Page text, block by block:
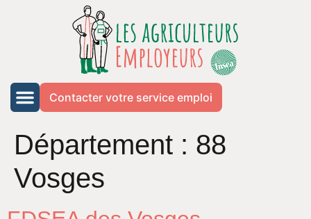
Contacter votre service emploi
Département : 88
Vosges